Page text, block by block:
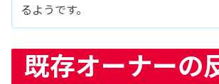
るようです。
既存オーナーの